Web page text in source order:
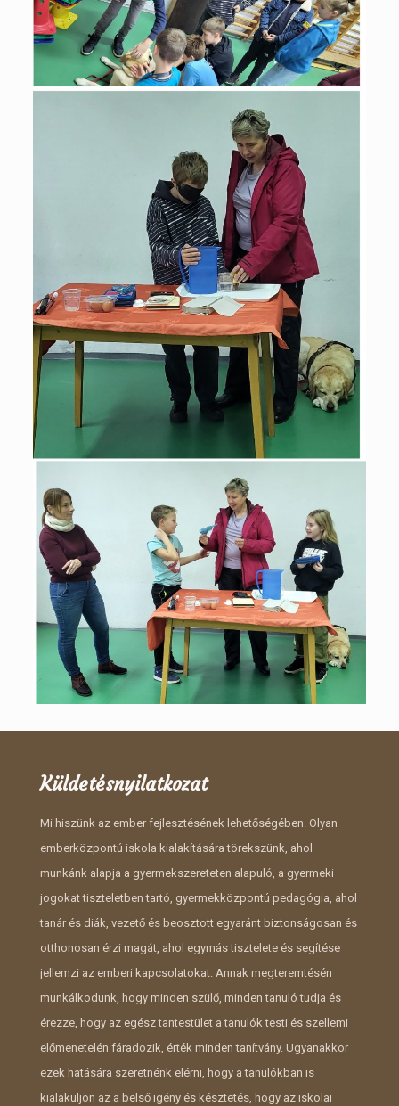
Küldetésnyilatkozat
Mi hiszünk az ember fejlesztésének lehetőségében. Olyan
emberközpontú iskola kialakítására törekszünk, ahol
munkánk alapja a gyermekszereteten alapuló, a gyermeki
jogokat tiszteletben tartó, gyermekközpontú pedagógia, ahol
tanár és diák, vezető és beosztott egyaránt biztonságosan és
otthonosan érzi magát, ahol egymás tisztelete és segítése
jellemzi az emberi kapcsolatokat. Annak megteremtésén
munkálkodunk, hogy minden szülő, minden tanuló tudja és
érezze, hogy az egész tantestület a tanulók testi és szellemi
előmenetelén fáradozik, érték minden tanítvány. Ugyanakkor
ezek hatására szeretnénk elérni, hogy a tanulókban is
kialakuljon az a belső igény és késztetés, hogy az iskolai